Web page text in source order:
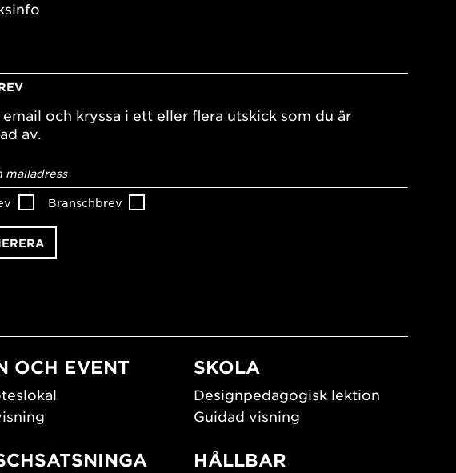
och kryssa i ett eller flera utskick som du är
av.
*
Branschbrev
OCH EVENT SKOLA
Designpedagogisk lektion
Guidad visning
HÅLLBAR